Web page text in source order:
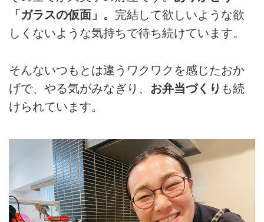
「ガラスの仮面」。 完結して欲しいような欲
しくないような気持ちで待ち続けています。
そんないつもとは違うワクワクを感じたおか
げで、やる気がみなぎり、 お弁当づくり も続
けられています。